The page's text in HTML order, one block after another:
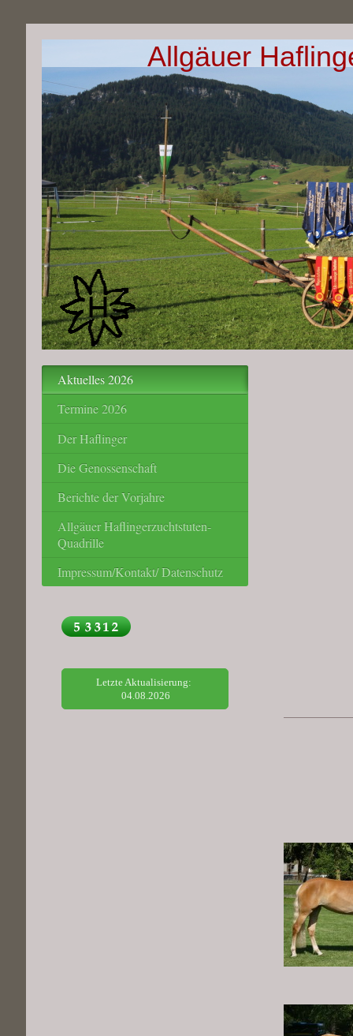
Allgäuer
Aktuelles 2026
Termine 2026
Der Haflinger
Die Genossenschaft
Berichte der Vorjahre
Allgäuer Haflingerzuchtstuten-
Quadrille
Impressum/Kontakt/ Datenschutz
Letzte Aktualisierung:
04.08.2026